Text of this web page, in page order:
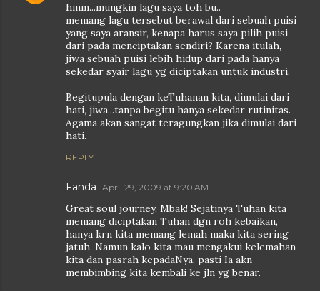
hmm...mungkin lagu saya toh bu..
memang lagu tersebut berawal dari sebuah puisi
yang saya aransir, kenapa harus saya pilih puisi
dari pada menciptakan sendiri? Karena itulah,
jiwa sebuah puisi lebih hidup dari pada hanya
sekedar syair lagu yg diciptakan untuk industri.
Begitupula dengan keTuhanan kita, dimulai dari
hati, jiwa...tanpa begitu hanya sekedar rutinitas.
Agama akan sangat teragungkan jika dimulai dari
hati.
REPLY
Fanda April 29, 2009 at 9:20 AM
Great soul journey, Mbak! Sejatinya Tuhan kita
memang diciptakan Tuhan dgn roh kebaikan,
hanya krn kita memang lemah maka kita sering
jatuh. Namun kalo kita mau mengakui kelemahan
kita dan pasrah kepadaNya, pasti Ia akn
membimbing kita kembali ke jln yg benar.